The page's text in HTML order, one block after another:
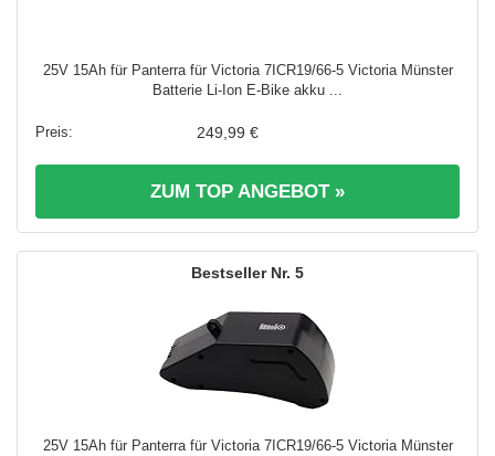
25V 15Ah für Panterra für Victoria 7ICR19/66-5 Victoria Münster
Batterie Li-Ion E-Bike akku ...
249,99 €
ZUM TOP ANGEBOT »
5
25V 15Ah für Panterra für Victoria 7ICR19/66-5 Victoria Münster